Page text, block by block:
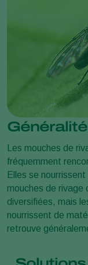
Les mouches de
fréquemment
Elles se
mouches de rivage
diversifiées, mais
nourrissent de
retrouve